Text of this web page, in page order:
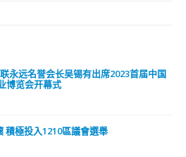
永远名誉会长吴锡有出席2023首届中国
博览会开幕式
積極投入1210區議會選舉